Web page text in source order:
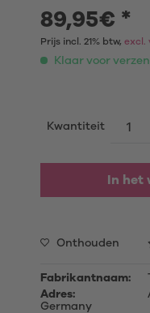
89,95€ *
Prijs incl. 21% btw, excl.
Klaar voor
Kwantiteit
In het
Onthouden
Fabrikantnaam:
Adres:
Germany